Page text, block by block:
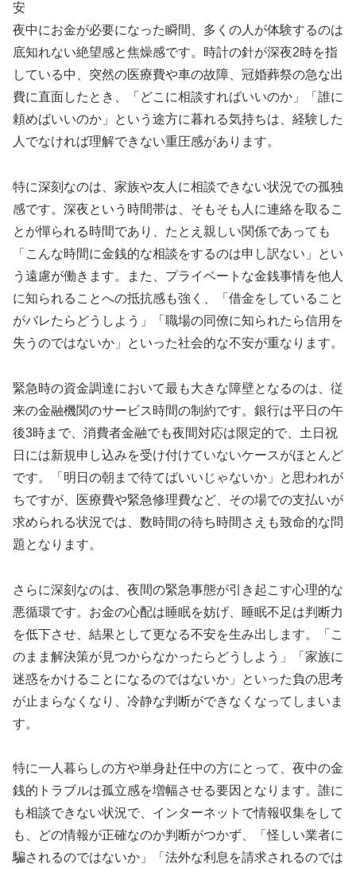
安
夜中にお金が必要になった瞬間、多くの人が体験するのは
底知れない絶望感と焦燥感です。時計の針が深夜2時を指
している中、突然の医療費や車の故障、冠婚葬祭の急な出
費に直面したとき、「どこに相談すればいいのか」「誰に
頼めばいいのか」という途方に暮れる気持ちは、経験した
人でなければ理解できない重圧感があります。
特に深刻なのは、家族や友人に相談できない状況での孤独
感です。深夜という時間帯は、そもそも人に連絡を取るこ
とが憚られる時間であり、たとえ親しい関係であっても
「こんな時間に金銭的な相談をするのは申し訳ない」とい
う遠慮が働きます。また、プライベートな金銭事情を他人
に知られることへの抵抗感も強く、「借金をしていること
がバレたらどうしよう」「職場の同僚に知られたら信用を
失うのではないか」といった社会的な不安が重なります。
緊急時の資金調達において最も大きな障壁となるのは、従
来の金融機関のサービス時間の制約です。銀行は平日の午
後3時まで、消費者金融でも夜間対応は限定的で、土日祝
日には新規申し込みを受け付けていないケースがほとんど
です。「明日の朝まで待てばいいじゃないか」と思われが
ちですが、医療費や緊急修理費など、その場での支払いが
求められる状況では、数時間の待ち時間さえも致命的な問
題となります。
さらに深刻なのは、夜間の緊急事態が引き起こす心理的な
悪循環です。お金の心配は睡眠を妨げ、睡眠不足は判断力
を低下させ、結果として更なる不安を生み出します。「こ
のまま解決策が見つからなかったらどうしよう」「家族に
迷惑をかけることになるのではないか」といった負の思考
が止まらなくなり、冷静な判断ができなくなってしまいま
す。
特に一人暮らしの方や単身赴任中の方にとって、夜中の金
銭的トラブルは孤立感を増幅させる要因となります。誰に
も相談できない状況で、インターネットで情報収集をして
も、どの情報が正確なのか判断がつかず、「怪しい業者に
騙されるのではないか」「法外な利息を請求されるのでは